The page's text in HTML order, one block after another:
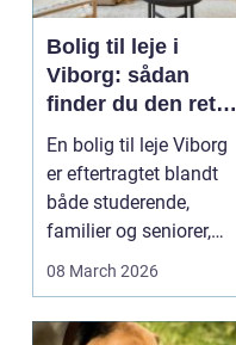
Bolig til leje i
Viborg: sådan
finder du den rette
lejlighed
En bolig til leje Viborg
er eftertragtet blandt
både studerende,
familier og seniorer,
fordi b...
08 March 2026